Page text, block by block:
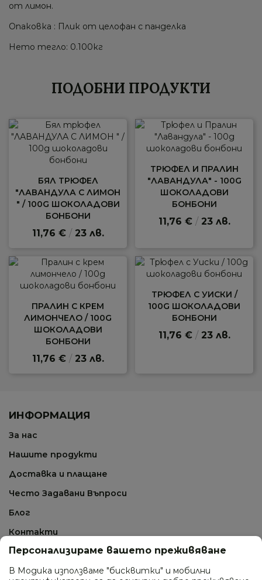
от лимон.
Опаковка : Плик от целофан с панделка
Нето тегло: 0.100кг
ПОДОБНИ ПРОДУКТИ
БЯЛ ТРЮФЕЛ
"ЛАВАНДУЛА С ЛИМОН
" / 100G ШОКОЛАДОВИ
БОНБОНИ
11,76 € /23 лв.
ТРЮФЕЛ И ПРАЛИН
"ЛАВАНДУЛА" - 100G
ШОКОЛАДОВИ
БОНБОНИ
11,76 € /23 лв.
ПРАЛИН С КРЕМ
ЛИМОНЧЕЛО / 100G
ШОКОЛАДОВИ
БОНБОНИ
11,76 € /23 лв.
ТРЮФЕЛ С УИСКИ /
100G ШОКОЛАДОВИ
БОНБОНИ
11,76 € /23 лв.
ИНФОРМАЦИЯ
За нас
Нашите продукти
Доставка и плащане
Често Задавани Въпроси
Блог
Контакти
Персонализираме вашето преживяване
В Модика използваме "бисквитки" и мобилни